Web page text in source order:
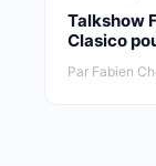
Talkshow
Clasico
Par Fabien